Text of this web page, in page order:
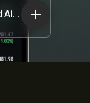
International Consolidated Airlines IAG.L